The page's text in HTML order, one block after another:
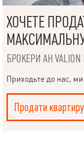
ХОЧЕТЕ
БРОКЕРИ АН
Приходьте до нас,
Продати